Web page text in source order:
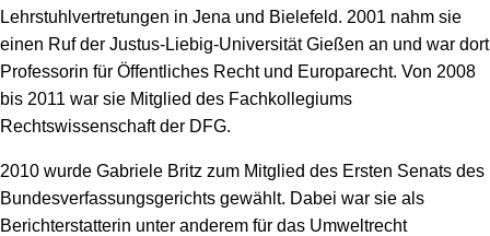
Lehrstuhlvertretungen in Jena und Bielefeld. 2001 nahm sie
einen Ruf der Justus-Liebig-Universität Gießen an und war dort
Professorin für Öffentliches Recht und Europarecht. Von 2008
bis 2011 war sie Mitglied des Fachkollegiums
Rechtswissenschaft der DFG.
2010 wurde Gabriele Britz zum Mitglied des Ersten Senats des
Bundesverfassungsgerichts gewählt. Dabei war sie als
Berichterstatterin unter anderem für das Umweltrecht